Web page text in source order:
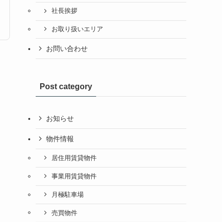
社長挨拶
お取り扱いエリア
お問い合わせ
Post category
お知らせ
物件情報
居住用賃貸物件
事業用賃貸物件
月極駐車場
売買物件